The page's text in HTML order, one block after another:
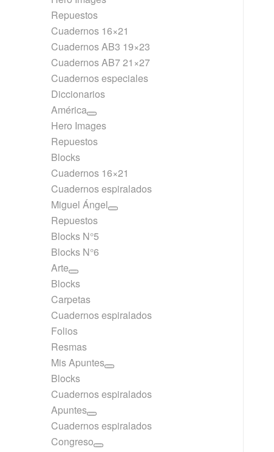
Repuestos
Cuadernos 16×21
Cuadernos AB3 19×23
Cuadernos AB7 21×27
Cuadernos especiales
Diccionarios
América
Hero Images
Repuestos
Blocks
Cuadernos 16×21
Cuadernos espiralados
Miguel Ángel
Repuestos
Blocks N°5
Blocks N°6
Arte
Blocks
Carpetas
Cuadernos espiralados
Folios
Resmas
Mis Apuntes
Blocks
Cuadernos espiralados
Apuntes
Cuadernos espiralados
Congreso